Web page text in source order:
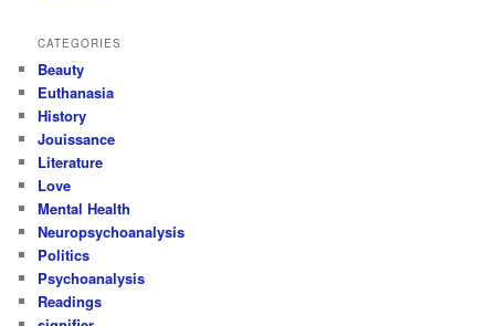
CATEGORIES
Beauty
Euthanasia
History
Jouissance
Literature
Love
Mental Health
Neuropsychoanalysis
Politics
Psychoanalysis
Readings